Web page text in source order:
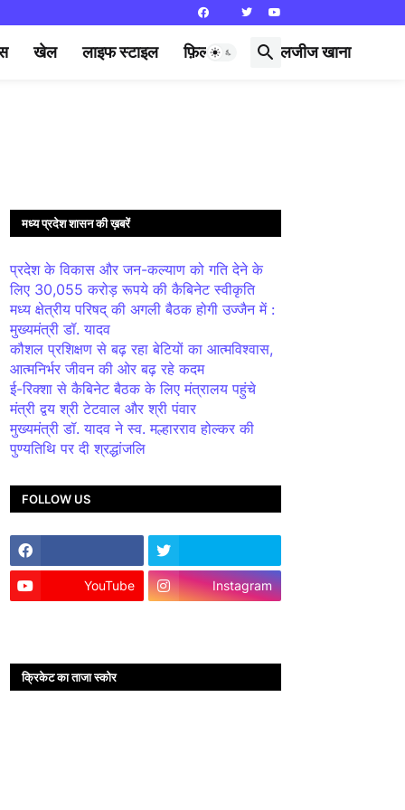
खेल लाइफ स्टाइल फ़िल्मी दुनिया लजीज खाना
मध्य प्रदेश शासन की ख़बरें
प्रदेश के विकास और जन-कल्याण को गति देने के
लिए 30,055 करोड़ रूपये की कैबिनेट स्वीकृति
मध्य क्षेत्रीय परिषद् की अगली बैठक होगी उज्जैन में :
मुख्यमंत्री डॉ. यादव
कौशल प्रशिक्षण से बढ़ रहा बेटियों का आत्मविश्वास,
आत्मनिर्भर जीवन की ओर बढ़ रहे कदम
ई-रिक्शा से कैबिनेट बैठक के लिए मंत्रालय पहुंचे
मंत्री द्वय श्री टेटवाल और श्री पंवार
मुख्यमंत्री डॉ. यादव ने स्व. मल्हारराव होल्कर की
पुण्यतिथि पर दी श्रद्धांजलि
FOLLOW US
YouTube Instagram
क्रिकेट का ताजा स्कोर